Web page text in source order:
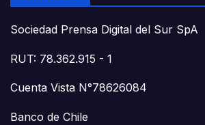
Sociedad Prensa Digital del Sur SpA
RUT: 78.362.915 - 1
Cuenta Vista N°78626084
Banco de Chile